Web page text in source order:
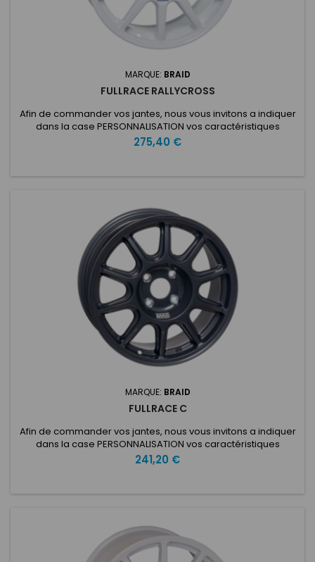
MARQUE: BRAID
FULLRACE RALLYCROSS
Afin de commander vos jantes, nous vous invitons a indiquer
dans la case PERSONNALISATION vos caractéristiques
voulues: ET: Nombre de trous: Entraxe: Type de voiture:
Diamètre du moyeu: Fullrace Rallycross 8X16 - 17 - 18Version
Prix
275,40 €
MARQUE: BRAID
FULLRACE C
Afin de commander vos jantes, nous vous invitons a indiquer
dans la case PERSONNALISATION vos caractéristiques
voulues: ET: Nombre de trous: Entraxe: Type de voiture:
Diamètre du moyeu: Fullrace C 7 - 8 x15Fabriqué avec la
Prix
241,20 €